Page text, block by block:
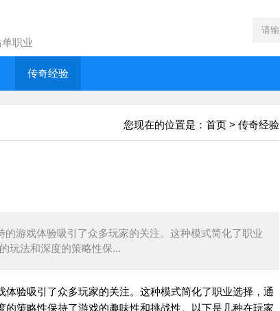
职业
传奇经验
您现在的位置是： 首页 > 传奇经验
游戏体验吸引了众多玩家的关注。这种模式简化了职业
玩法和深度的策略性保...
验吸引了众多玩家的关注。这种模式简化了职业选择，通
策略性保持了游戏的趣味性和挑战性。以下是几种在玩家